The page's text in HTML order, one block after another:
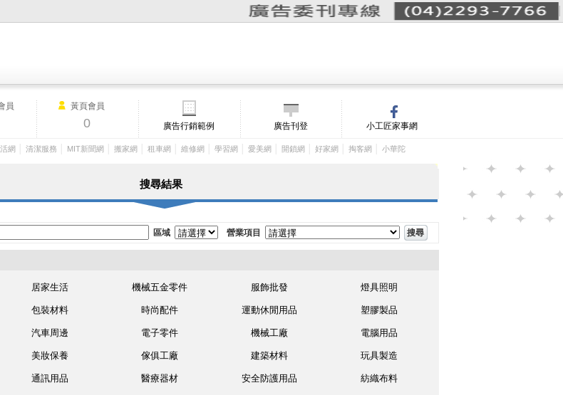
詢價單(0
員 黃頁會員
0 廣告行銷範例 廣告刊登 小工匠家事網
網 清潔服務 MIT新聞網 搬家網 租車網 維修網 學習網 愛美網 開鎖網 好家網 掏客網 小華陀
搜尋結果
區域 營業項目
居家生活 機械五金零件 服飾批發 燈具照明
包裝材料 時尚配件 運動休閒用品 塑膠製品
汽車周邊 電子零件 機械工廠 電腦用品
美妝保養 傢俱工廠 建築材料 玩具製造
通訊用品 醫療器材 安全防護用品 紡織布料